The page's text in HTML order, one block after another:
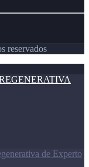
reservados
de Experto